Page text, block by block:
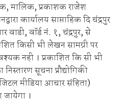
मालिक, प्रकाशक राजेश
कार्यालय साप्ताहिक दि चंद्रपुर
वाडी, वॉर्ड नं. १, चंद्रपुर, से
किसी भी लेखन सामग्री पर
नही । प्रकाशित कि सी भी
सूचना प्रौद्योगिकी
मीडिया आचार संहिता)
।